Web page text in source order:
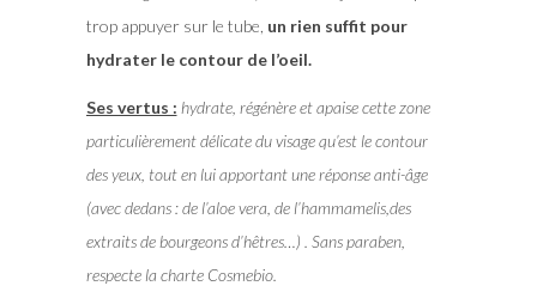
trop appuyer sur le tube, un rien suffit pour
hydrater le contour de l’oeil.
Ses vertus : hydrate, régénère et apaise cette zone
particulièrement délicate du visage qu’est le contour
des yeux, tout en lui apportant une réponse anti-âge
(avec dedans : de l’aloe vera, de l’hammamelis,des
extraits de bourgeons d’hêtres…) . Sans paraben,
respecte la charte Cosmebio.